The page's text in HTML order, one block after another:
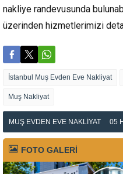
nakliye randevusunda
üzerinden hizmetlerimizi
İstanbul Muş Evden Eve Nakliyat
Muş Nakliyat
MUŞ EVDEN EVE NAKLIYAT 05
FOTO GALERİ